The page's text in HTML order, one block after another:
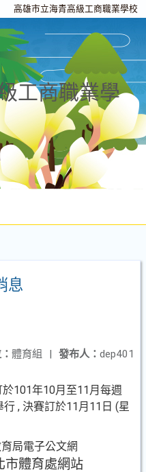
高雄市立海青高級工商職業學校
工商職業學
息
發布人： dep401
體育組 |
101年10月至11月每週
, 決賽訂於11月11日 (星
局電子公文網
市體育處網站